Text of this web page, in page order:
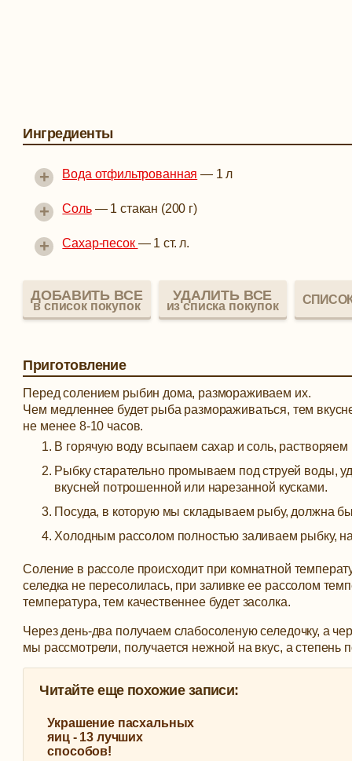
Ингредиенты
Вода отфильтрованная — 1 л
+
Соль— 1 стакан (200 г)
+
Сахар-песок — 1 ст. л.
+
ДОБАВИТЬ ВСЕ
в список покупок
УДАЛИТЬ ВСЕ
из списка покупок
Приготовление
Перед солением рыбин дома, размораживаем их.
Чем медленнее будет рыба размораживаться, тем
не менее 8-10 часов.
В горячую воду всыпаем сахар и соль,
Рыбку старательно промываем под струей воды,
вкусней потрошенной или нарезанной кусками.
Посуда, в которую мы складываем рыбу, должна
Холодным рассолом полностью заливаем рыбку,
Соление в рассоле происходит при комнатной
селедка не пересолилась, при заливке ее рассолом
температура, тем качественнее будет засолка.
Через день-два получаем слабосоленую селедочку, а
мы рассмотрели, получается нежной на вкус, а
Читайте еще похожие записи:
Украшение пасхальных
яиц - 13 лучших
способов!